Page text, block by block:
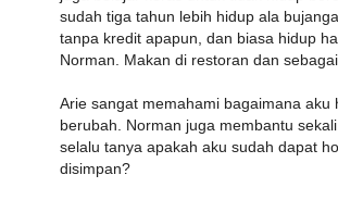
sudah tiga tahun lebih hidup ala
tanpa kredit apapun, dan biasa hidup
Norman. Makan di restoran dan
Arie sangat memahami bagaimana aku
berubah. Norman juga membantu
selalu tanya apakah aku sudah dapat
disimpan?